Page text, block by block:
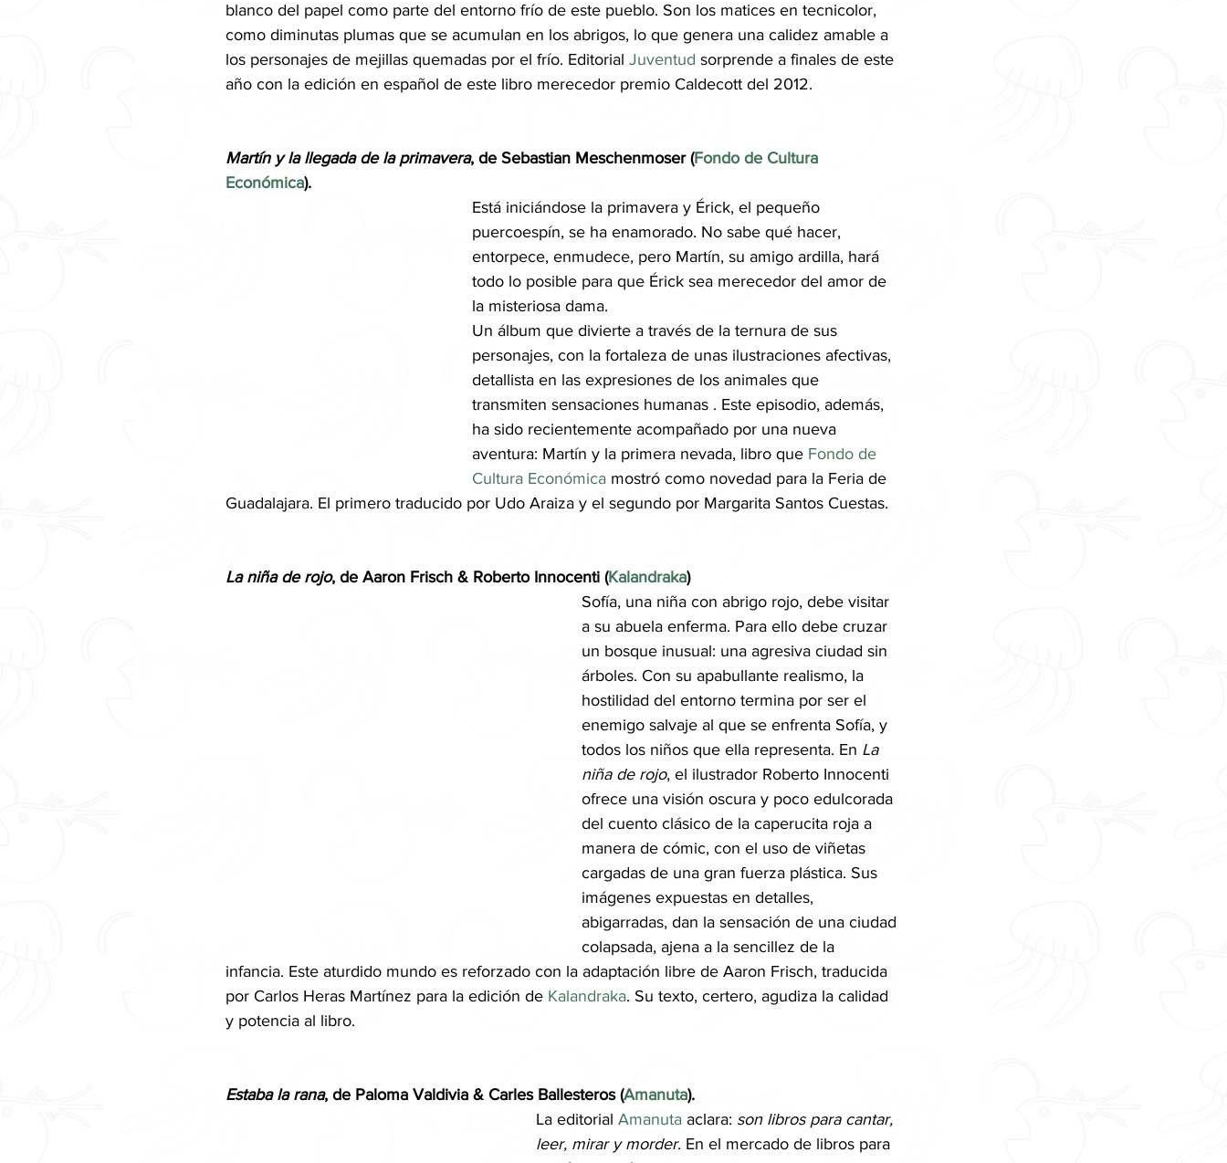
blanco del papel como parte del entorno frío de este pueblo. Son los matices en tecnicolor,
como diminutas plumas que se acumulan en los abrigos, lo que genera una calidez amable a
los personajes de mejillas quemadas por el frío. Editorial Juventud sorprende a finales de este
año con la edición en español de este libro merecedor premio Caldecott del 2012.
Martín y la llegada de la primavera, de Sebastian Meschenmoser (Fondo de Cultura
Económica).
Está iniciándose la primavera y Érick, el pequeño
puercoespín, se ha enamorado. No sabe qué hacer,
entorpece, enmudece, pero Martín, su amigo ardilla, hará
todo lo posible para que Érick sea merecedor del amor de
la misteriosa dama.
Un álbum que divierte a través de la ternura de sus
personajes, con la fortaleza de unas ilustraciones afectivas,
detallista en las expresiones de los animales que
transmiten sensaciones humanas . Este episodio, además,
ha sido recientemente acompañado por una nueva
aventura: Martín y la primera nevada, libro que Fondo de
Cultura Económica mostró como novedad para la Feria de
Guadalajara. El primero traducido por Udo Araiza y el segundo por Margarita Santos Cuestas.
La niña de rojo, de Aaron Frisch & Roberto Innocenti (Kalandraka)
Sofía, una niña con abrigo rojo, debe visitar
a su abuela enferma. Para ello debe cruzar
un bosque inusual: una agresiva ciudad sin
árboles. Con su apabullante realismo, la
hostilidad del entorno termina por ser el
enemigo salvaje al que se enfrenta Sofía, y
todos los niños que ella representa. En La
niña de rojo, el ilustrador Roberto Innocenti
ofrece una visión oscura y poco edulcorada
del cuento clásico de la caperucita roja a
manera de cómic, con el uso de viñetas
cargadas de una gran fuerza plástica. Sus
imágenes expuestas en detalles,
abigarradas, dan la sensación de una ciudad
colapsada, ajena a la sencillez de la
infancia. Este aturdido mundo es reforzado con la adaptación libre de Aaron Frisch, traducida
por Carlos Heras Martínez para la edición de Kalandraka. Su texto, certero, agudiza la calidad
y potencia al libro.
Estaba la rana, de Paloma Valdivia & Carles Ballesteros (Amanuta).
La editorial Amanuta aclara: son libros para cantar,
leer, mirar y morder. En el mercado de libros para